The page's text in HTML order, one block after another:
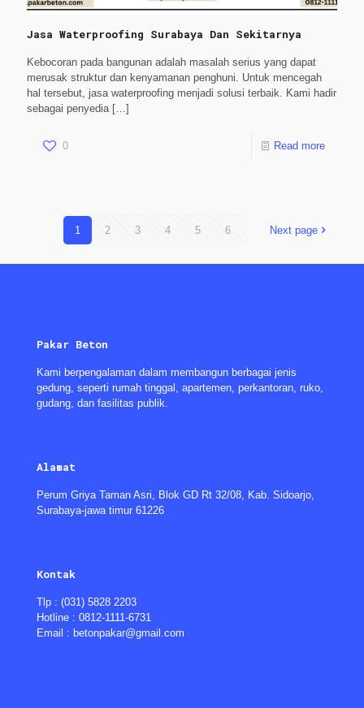
Jasa Waterproofing Surabaya Dan Sekitarnya
Kebocoran pada bangunan adalah masalah serius yang dapat
merusak struktur dan kenyamanan penghuni. Untuk mencegah
hal tersebut, jasa waterproofing menjadi solusi terbaik. Kami hadir
sebagai penyedia[…]
0 Read more
1 2 3 4 5 6 Next page
Pakar Beton
Kami berpengalaman dalam membangun berbagai jenis
gedung, seperti rumah tinggal, apartemen, perkantoran, ruko,
gudang, dan fasilitas publik.
Alamat
Perum Griya Taman Asri, Blok GD Rt 32/08, Kab. Sidoarjo,
Surabaya-jawa timur 61226
Kontak
Tlp : (031) 5828 2203
Hotline : 0812-1111-6731
Email : betonpakar@gmail.com